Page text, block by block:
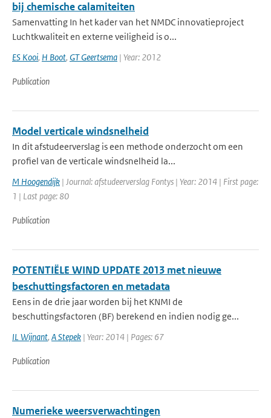
bij chemische calamiteiten
Samenvatting In het kader van het NMDC innovatieproject
Luchtkwaliteit en externe veiligheid is o...
ES Kooi, H Boot, GT Geertsema | Year: 2012
Publication
Model verticale windsnelheid
In dit afstudeerverslag is een methode onderzocht om een
profiel van de verticale windsnelheid la...
M Hoogendijk | Journal: afstudeerverslag Fontys | Year: 2014 | First page:
1 | Last page: 80
Publication
POTENTIËLE WIND UPDATE 2013 met nieuwe
beschuttingsfactoren en metadata
Eens in de drie jaar worden bij het KNMI de
beschuttingsfactoren (BF) berekend en indien nodig ge...
IL Wijnant, A Stepek | Year: 2014 | Pages: 67
Publication
Numerieke weersverwachtingen